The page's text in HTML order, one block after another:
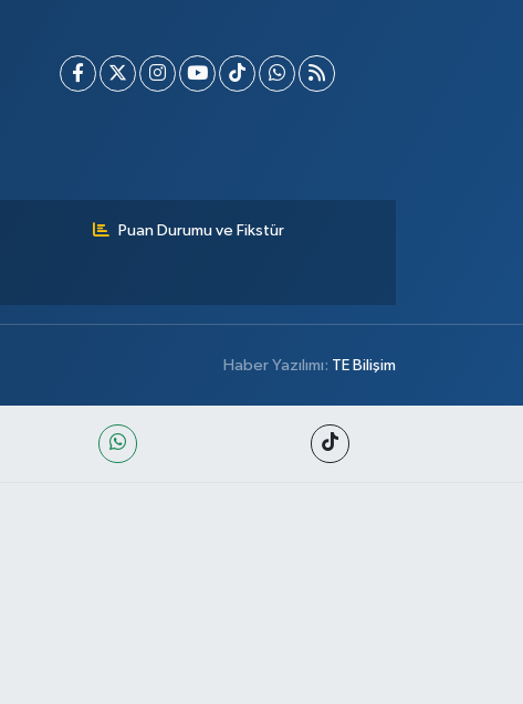
Puan Durumu ve Fikstür
Haber Yazılımı: TE Bilişim